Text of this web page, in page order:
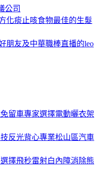
公司
化痰止咳食物最佳的生髮
朋友及中華職棒直播的leo
留車專家選擇電動曬衣架
反光背心專業松山區汽車
擇飛秒雷射白內障消除熊